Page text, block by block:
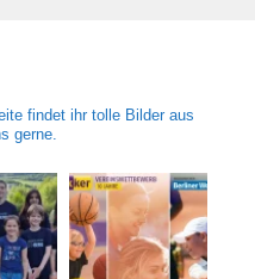
findet ihr tolle Bilder aus
gerne.